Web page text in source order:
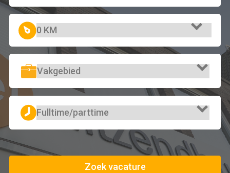
Zoek vacature